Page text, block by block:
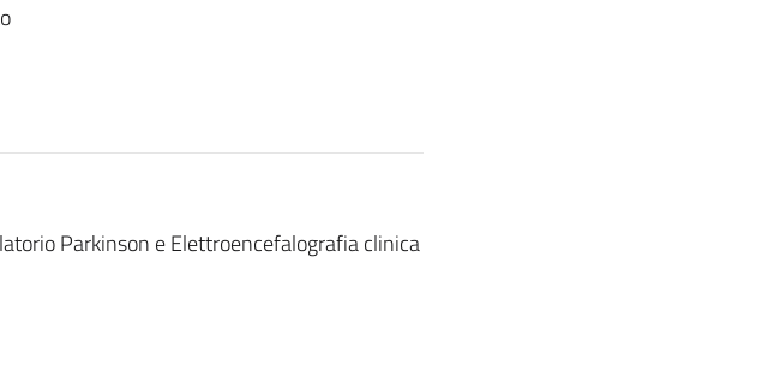
Parkinson e Elettroencefalografia clinica